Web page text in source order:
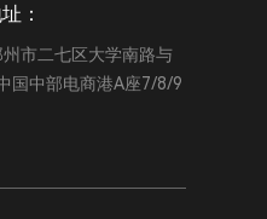
：
州市二七区大学南路与
国中部电商港A座7/8/9